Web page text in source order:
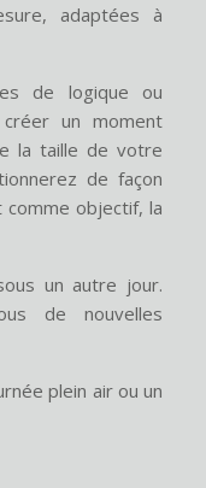
adaptées à
de logique ou
un moment
la taille de votre
de façon
comme objectif, la
un autre jour.
de nouvelles
plein air ou un